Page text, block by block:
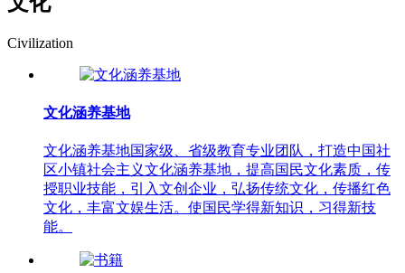
Civilization
文化涵养基地
文化涵养基地国家级、省级教育专业团队，打造中国社
区小镇社会主义文化涵养基地，提高国民文化素质，传
授职业技能，引入文创企业，弘扬传统文化，传播红色
文化，丰富文娱生活。使国民学得新知识，习得新技
能。